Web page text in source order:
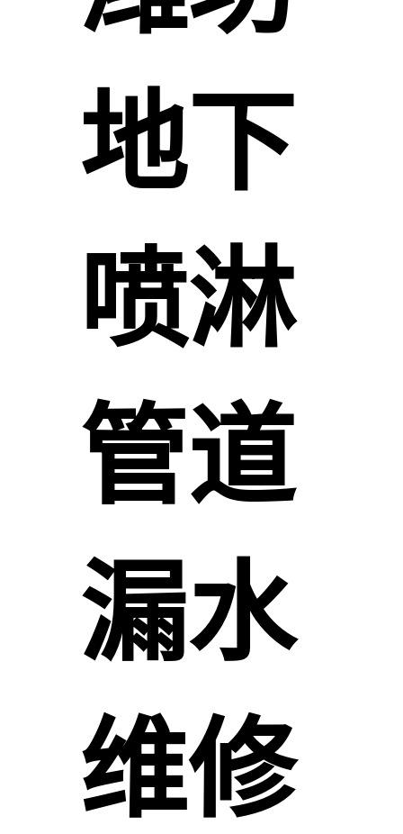
地下
喷淋
管道
漏水
维修